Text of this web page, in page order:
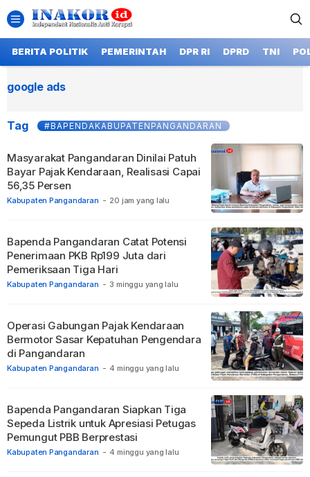
BERITA POLITIK PEMERINTAH DPR RI DPRD TNI
google ads
Tag #BAPENDAKABUPATENPANGANDARAN
Kabupaten Pangandaran - 20 jam yang lalu
Masyarakat Pangandaran Dinilai Patuh
Bayar Pajak Kendaraan, Realisasi Capai
56,35 Persen
Kabupaten Pangandaran - 3 minggu yang lalu
Bapenda Pangandaran Catat Potensi
Penerimaan PKB Rp199 Juta dari
Pemeriksaan Tiga Hari
Kabupaten Pangandaran - 4 minggu yang lalu
Operasi Gabungan Pajak Kendaraan
Bermotor Sasar Kepatuhan Pengendara
di Pangandaran
Kabupaten Pangandaran - 4 minggu yang lalu
Bapenda Pangandaran Siapkan Tiga
Sepeda Listrik untuk Apresiasi Petugas
Pemungut PBB Berprestasi